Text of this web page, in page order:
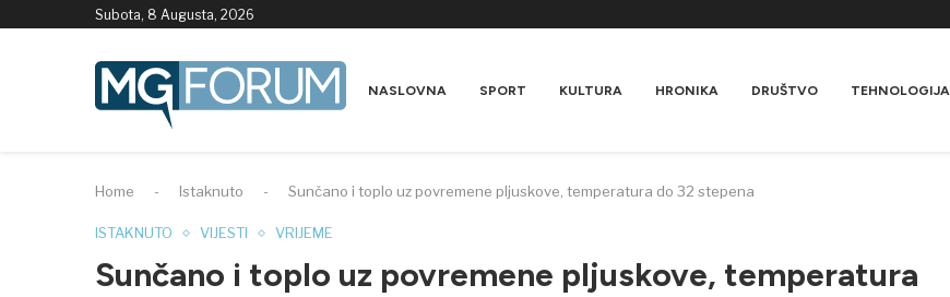
Subota, 8 Augusta, 2026
NASLOVNA SPORT KULTURA HRONIKA DRUŠTVO TEHNOLOGIJA
Home - Istaknuto - Sunčano i toplo uz povremene pljuskove, temperatura do 32 stepena
ISTAKNUTO VIJESTI VRIJEME
Sunčano i toplo uz povremene pljuskove, temperatura